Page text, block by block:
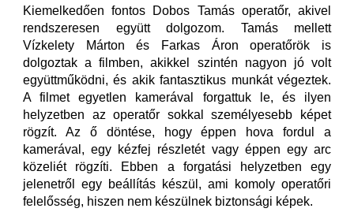
Kiemelkedően fontos Dobos Tamás operatőr, akivel
rendszeresen együtt dolgozom. Tamás mellett
Vízkelety Márton és Farkas Áron operatőrök is
dolgoztak a filmben, akikkel szintén nagyon jó volt
együttműködni, és akik fantasztikus munkát végeztek.
A filmet egyetlen kamerával forgattuk le, és ilyen
helyzetben az operatőr sokkal személyesebb képet
rögzít. Az ő döntése, hogy éppen hova fordul a
kamerával, egy kézfej részletét vagy éppen egy arc
közeliét rögzíti. Ebben a forgatási helyzetben egy
jelenetről egy beállítás készül, ami komoly operatőri
felelősség, hiszen nem készülnek biztonsági képek.